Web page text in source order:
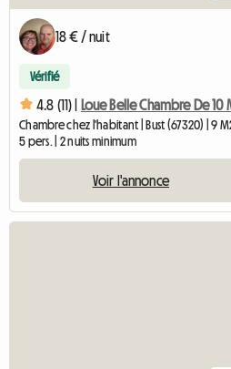
18 € / nuit
Vérifié
4.8 (11) | Loue Belle Chambre De 10
Chambre chez l'habitant | Bust (67320) | 9
5 pers. | 2 nuits minimum
Voir l'annonce